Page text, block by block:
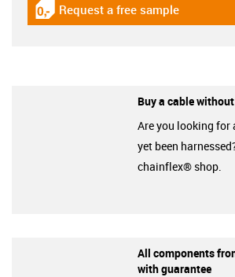
igus-icon-gratismuster
Request a free sample
Buy a cable
Are you looking for
yet been
chainflex® shop.
All components
with guarantee